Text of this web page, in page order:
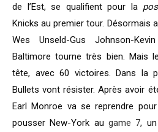
de l’Est, se qualifient pour la
Knicks au premier tour. Désormais
Wes Unseld-Gus Johnson-
Baltimore tourne très bien. Mais
tête, avec 60 victoires. Dans la
Bullets vont résister. Après avoir
Earl Monroe va se reprendre
pousser New-York au game 7,